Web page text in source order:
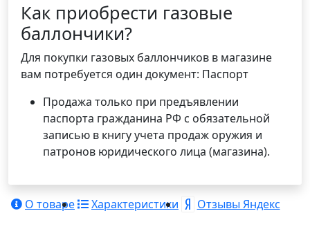
Как приобрести газовые
баллончики?
Для покупки газовых баллончиков в магазине
вам потребуется один документ: Паспорт
Продажа только при предъявлении
паспорта гражданина РФ с обязательной
записью в книгу учета продаж оружия и
патронов юридического лица (магазина).
О товаре Характеристики Отзывы Яндекс